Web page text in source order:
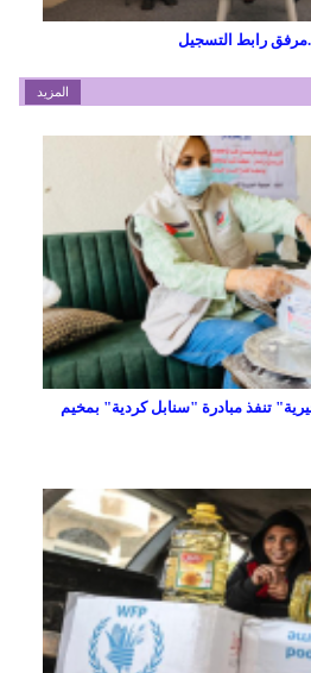
رابط التسجيل
المزيد
تنفذ مبادرة "سنابل كردية" بمخيم